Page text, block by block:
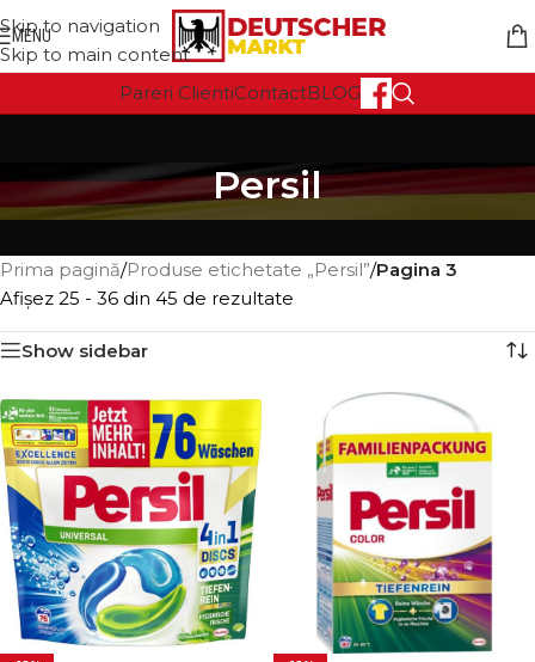
Skip to navigation
Skip to main content
MENU
Pareri ClientiContactBLOG
Persil
Prima pagină/Produse etichetate „Persil”/Pagina 3
Afișez 25 - 36 din 45 de rezultate
Show sidebar